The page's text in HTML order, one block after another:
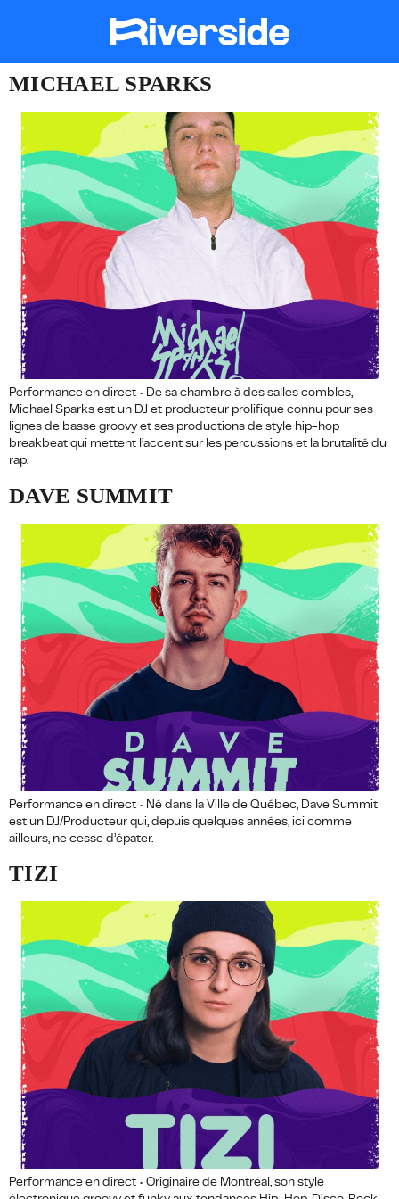
MICHAEL SPARKS
Performance en direct • De sa chambre à des salles combles,
Michael Sparks est un DJ et producteur prolifique connu pour ses
lignes de basse groovy et ses productions de style hip-hop
breakbeat qui mettent l’accent sur les percussions et la brutalité du
rap.
DAVE SUMMIT
Performance en direct • Né dans la Ville de Québec, Dave Summit
est un DJ/Producteur qui, depuis quelques années, ici comme
ailleurs, ne cesse d’épater.
TIZI
Performance en direct • Originaire de Montréal, son style